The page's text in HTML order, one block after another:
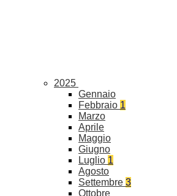
2025
Gennaio
Febbraio 1
Marzo
Aprile
Maggio
Giugno
Luglio 1
Agosto
Settembre 3
Ottobre